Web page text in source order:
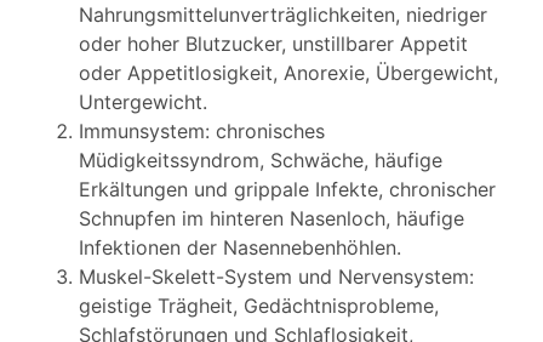
Nahrungsmittelunverträglichkeiten, niedriger
oder hoher Blutzucker, unstillbarer Appetit
oder Appetitlosigkeit, Anorexie, Übergewicht,
Untergewicht.
Immunsystem: chronisches
Müdigkeitssyndrom, Schwäche, häufige
Erkältungen und grippale Infekte, chronischer
Schnupfen im hinteren Nasenloch, häufige
Infektionen der Nasennebenhöhlen.
Muskel-Skelett-System und Nervensystem:
geistige Trägheit, Gedächtnisprobleme,
Schlafstörungen und Schlaflosigkeit,